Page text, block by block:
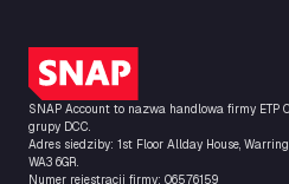
Logo SNAP
SNAP Account to nazwa handlowa firmy ETP
grupy DCC.
Adres siedziby: 1st Floor Allday House,
WA3 6GR.
Numer rejestracji firmy: 06576159